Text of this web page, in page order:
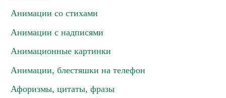
Анимации со стихами
Анимации с надписями
Анимационные картинки
Анимации, блестяшки на телефон
Афоризмы, цитаты, фразы